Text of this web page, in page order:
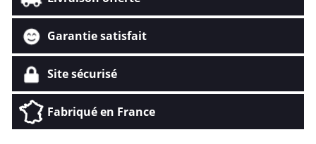
Garantie satisfait
Site sécurisé
Fabriqué en France